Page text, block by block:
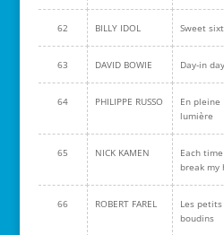
62 BILLY IDOL Sweet
63 DAVID BOWIE Day-in
64 PHILIPPE RUSSO
En pleine
lumière
65 NICK KAMEN
Each
break my
66 ROBERT FAREL
Les petits
boudins